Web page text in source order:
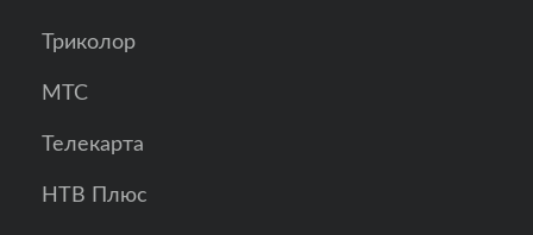
Триколор
МТС
Телекарта
НТВ Плюс